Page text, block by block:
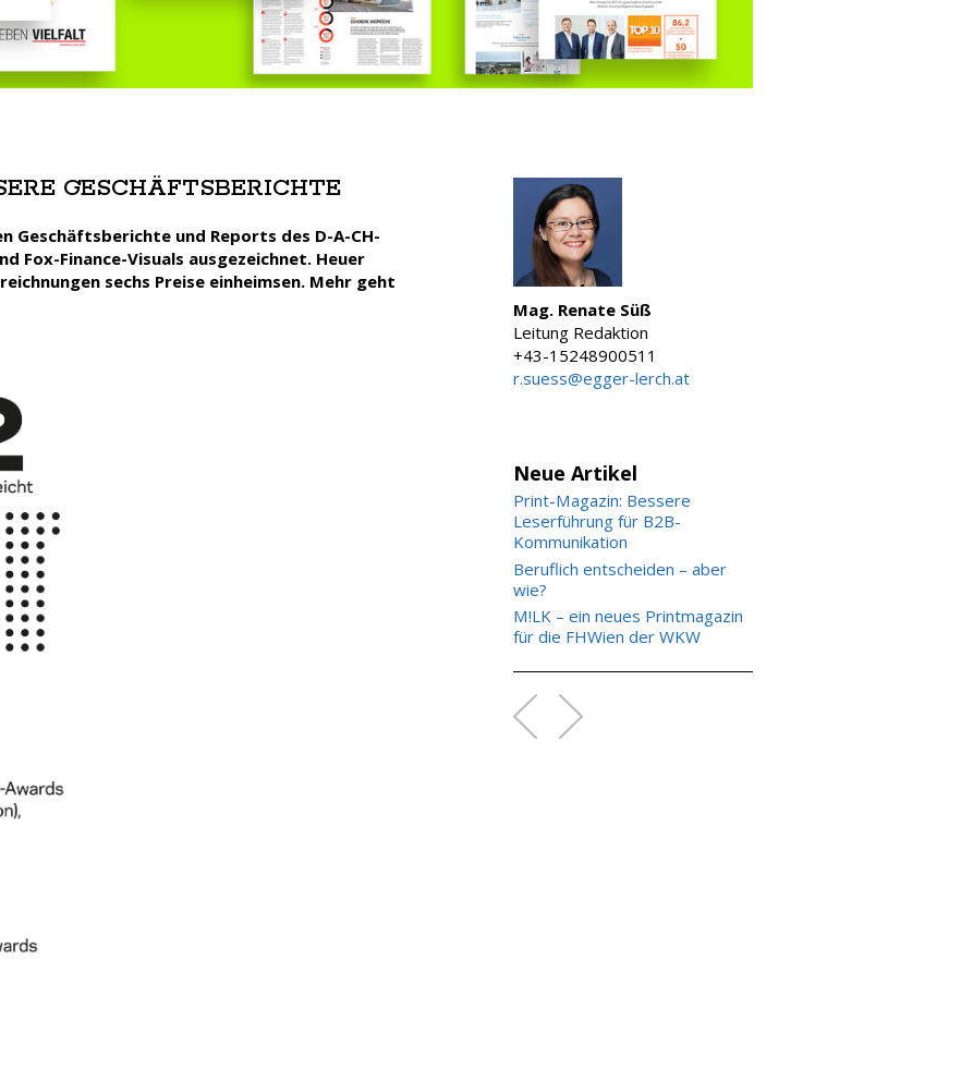
GESCHÄFTSBERICHTE
Geschäftsberichte und Reports des D-A-CH-
Fox-Finance-Visuals ausgezeichnet. Heuer
sechs Preise einheimsen. Mehr geht
Mag. Renate Süß
Leitung Redaktion
+43-15248900511
r.suess@egger-lerch.at
Neue Artikel
Print-Magazin: Bessere
Leserführung für B2B-
Kommunikation
Beruflich entscheiden – aber
wie?
M!LK – ein neues Printmagazin
für die FHWien der WKW